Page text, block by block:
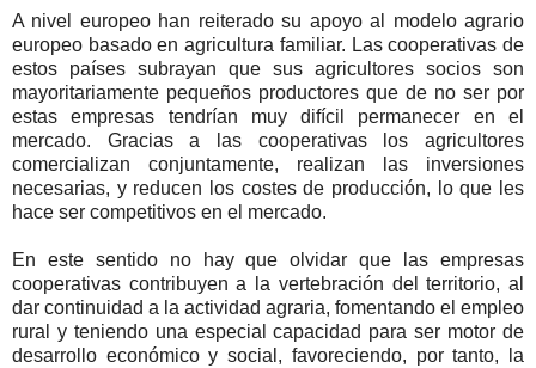
A nivel europeo han reiterado su apoyo al modelo agrario
europeo basado en agricultura familiar. Las cooperativas de
estos países subrayan que sus agricultores socios son
mayoritariamente pequeños productores que de no ser por
estas empresas tendrían muy difícil permanecer en el
mercado. Gracias a las cooperativas los agricultores
comercializan conjuntamente, realizan las inversiones
necesarias, y reducen los costes de producción, lo que les
hace ser competitivos en el mercado.
En este sentido no hay que olvidar que las empresas
cooperativas contribuyen a la vertebración del territorio, al
dar continuidad a la actividad agraria, fomentando el empleo
rural y teniendo una especial capacidad para ser motor de
desarrollo económico y social, favoreciendo, por tanto, la